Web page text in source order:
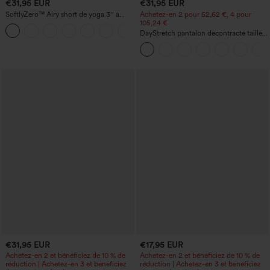
€31,95 EUR
SoftlyZero™ Airy short de yoga 3'' à
taille haute, froncé, InstantCool, avec
poches
+11
€31,95 EUR
Achetez-en 2 pour 52,62 €, 4 pour
105,24 €
DayStretch pantalon décontracté taille
haute avec poches et coupe droite
€31,95 EUR
Achetez-en 2 et bénéficiez de 10 % de
réduction | Achetez-en 3 et bénéficiez
€17,95 EUR
Achetez-en 2 et bénéficiez de 10 % de
réduction | Achetez-en 3 et bénéficiez